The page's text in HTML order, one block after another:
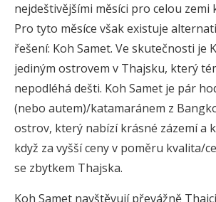
nejdeštivějšími měsíci pro celou zemi
Pro tyto měsíce však existuje
řešení: Koh Samet. Ve skutečnosti je
jediným ostrovem v Thajsku, který
nepodléhá dešti. Koh Samet je pár
(nebo autem)/katamaránem z
ostrov, který nabízí krásné zázemí a
když za vyšší ceny v poměru kvalita/
se zbytkem Thajska.
Koh Samet navštěvují převážně